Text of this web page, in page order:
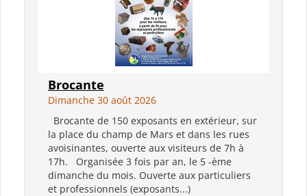
Brocante
Dimanche 30 août 2026
Brocante de 150 exposants en extérieur, sur
la place du champ de Mars et dans les rues
avoisinantes, ouverte aux visiteurs de 7h à
17h. Organisée 3 fois par an, le 5 -ème
dimanche du mois. Ouverte aux particuliers
et professionnels (exposants...)